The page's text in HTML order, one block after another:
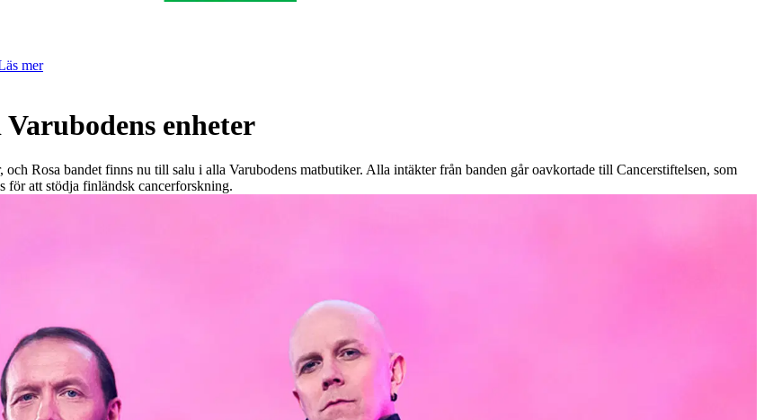
mer
enheter
Rosa bandet finns nu till salu i alla Varubodens matbutiker. Alla intäkter från banden går oavkortade till Cancerstiftelsen, som
för att stödja finländsk cancerforskning.